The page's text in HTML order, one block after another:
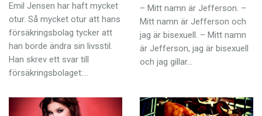
Emil Jensen har haft mycket
otur. Så mycket otur att hans
försäkringsbolag tycker att
han borde ändra sin livsstil.
Han skrev ett svar till
försäkringsbolaget:…
– Mitt namn är Jefferson. –
Mitt namn är Jefferson och
jag är bisexuell. – Mitt namn
är Jefferson, jag är bisexuell
och jag gillar…